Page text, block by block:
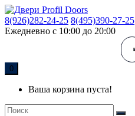
8(926)282-24-25 8(495)390-27-25
Ежедневно с 10:00 до 20:00
0
Ваша корзина пуста!